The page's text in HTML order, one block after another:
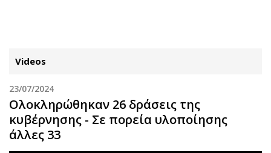
ΚΑΤΗΓΟΡΙΕΣ ΣΥΝΔΕΣΗ
Κύπρος
Παιδεία
Απόψεις
Videos
23/07/2024
Ολοκληρώθηκαν 26 δράσεις της
κυβέρνησης - Σε πορεία υλοποίησης
άλλες 33